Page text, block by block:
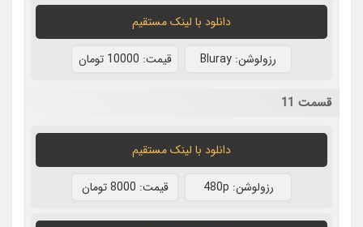
دانلود با لينک مستقيم
رزولوشن: Bluray قيمت: 10000 تومان
قسمت 11
دانلود با لينک مستقيم
رزولوشن: 480p قيمت: 8000 تومان